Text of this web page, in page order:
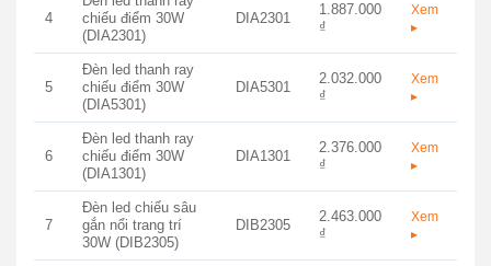
4
chiếu điểm 30W
(DIA2301)
DIA2301
1.887.000
₫
Xem
▸
5
Đèn led thanh ray
chiếu điểm 30W
(DIA5301)
DIA5301
2.032.000
₫
Xem
▸
6
Đèn led thanh ray
chiếu điểm 30W
(DIA1301)
DIA1301
2.376.000
₫
Xem
▸
7
Đèn led chiếu sâu
gắn nổi trang trí
30W (DIB2305)
DIB2305
2.463.000
₫
Xem
▸